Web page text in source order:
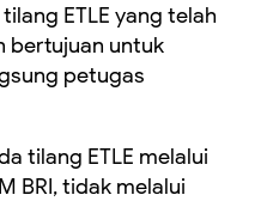
ETLE yang telah
bertujuan untuk
petugas
tilang ETLE melalui
BRI, tidak melalui